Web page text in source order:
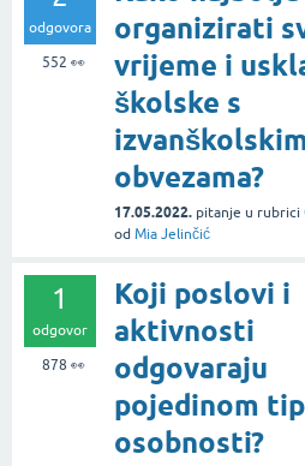
odgovora
552 👀
organizirati
vrijeme i
školske s
obvezama?
17.05.2022. pitanje u rubrici
od Mia Jelinčić
1
odgovor
878 👀
Koji poslovi i
aktivnosti
odgovaraju
pojedinom
osobnosti?